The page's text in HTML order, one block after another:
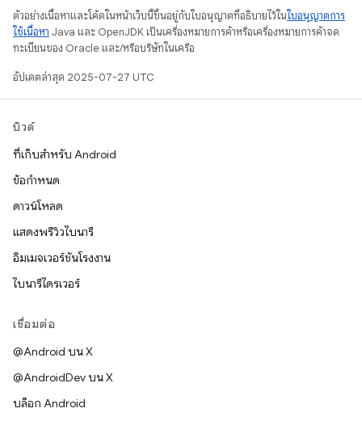
ตัวอย่างเนื้อหาและโค้ดในหน้าเว็บนี้ขึ้นอยู่กับใบอนุญาตที่อธิบายไว้ในใบอนุญาตการ
ใช้เนื้อหา Java และ OpenJDK เป็นเครื่องหมายการค้าหรือเครื่องหมายการค้าจด
ทะเบียนของ Oracle และ/หรือบริษัทในเครือ
อัปเดตล่าสุด 2025-07-27 UTC
บิวด์
ที่เก็บสำหรับ Android
ข้อกำหนด
ดาวน์โหลด
แสดงพรีวิวไบนารี
อิมเมจเวอร์ชันโรงงาน
ไบนารีไดรเวอร์
เชื่อมต่อ
@Android บน X
@AndroidDev บน X
บล็อก Android